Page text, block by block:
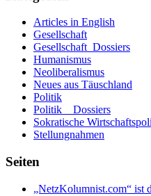
Articles in English
Gesellschaft
Gesellschaft_Dossiers
Humanismus
Neoliberalismus
Neues aus Täuschland
Politik
Politik _ Dossiers
Sokratische
Stellungnahmen
Seiten
„NetzKolumnist.com“ ist